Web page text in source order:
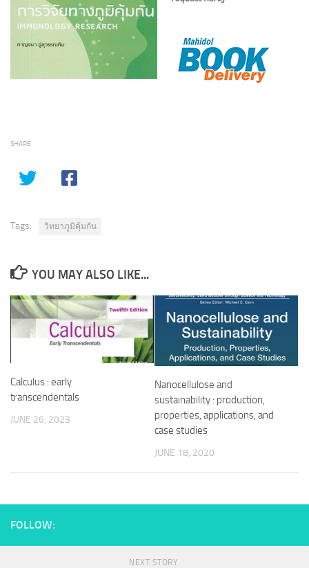
SHARE
Tags: วิทยาภูมิคุ้มกัน
YOU MAY ALSO LIKE...
Calculus : early
transcendentals
JUNE 26, 2023
Nanocellulose and
sustainability : production,
properties, applications, and
case studies
JUNE 18, 2020
FOLLOW:
NEXT STORY